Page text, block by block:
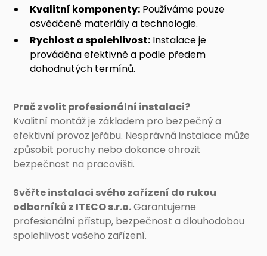
Kvalitní komponenty: Používáme pouze
osvědčené materiály a technologie.
Rychlost a spolehlivost: Instalace je
prováděna efektivně a podle předem
dohodnutých termínů.
Proč zvolit profesionální instalaci?
Kvalitní montáž je základem pro bezpečný a
efektivní provoz jeřábu. Nesprávná instalace může
způsobit poruchy nebo dokonce ohrozit
bezpečnost na pracovišti.
Svěřte instalaci svého zařízení do rukou
odborníků z ITECO s.r.o.Garantujeme
profesionální přístup, bezpečnost a dlouhodobou
spolehlivost vašeho zařízení.